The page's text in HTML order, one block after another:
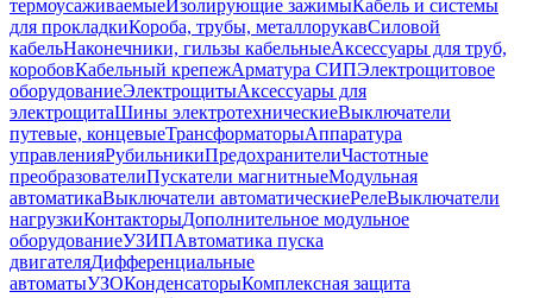
термоусаживаемыеИзолирующие зажимыКабель и системы
для прокладкиКороба, трубы, металлорукавСиловой
кабельНаконечники, гильзы кабельныеАксессуары для труб,
коробовКабельный крепежАрматура СИПЭлектрощитовое
оборудованиеЭлектрощитыАксессуары для
электрощитаШины электротехническиеВыключатели
путевые, концевыеТрансформаторыАппаратура
управленияРубильникиПредохранителиЧастотные
преобразователиПускатели магнитныеМодульная
автоматикаВыключатели автоматическиеРелеВыключатели
нагрузкиКонтакторыДополнительное модульное
оборудованиеУЗИПАвтоматика пуска
двигателяДифференциальные
автоматыУЗОКонденсаторыКомплексная защита